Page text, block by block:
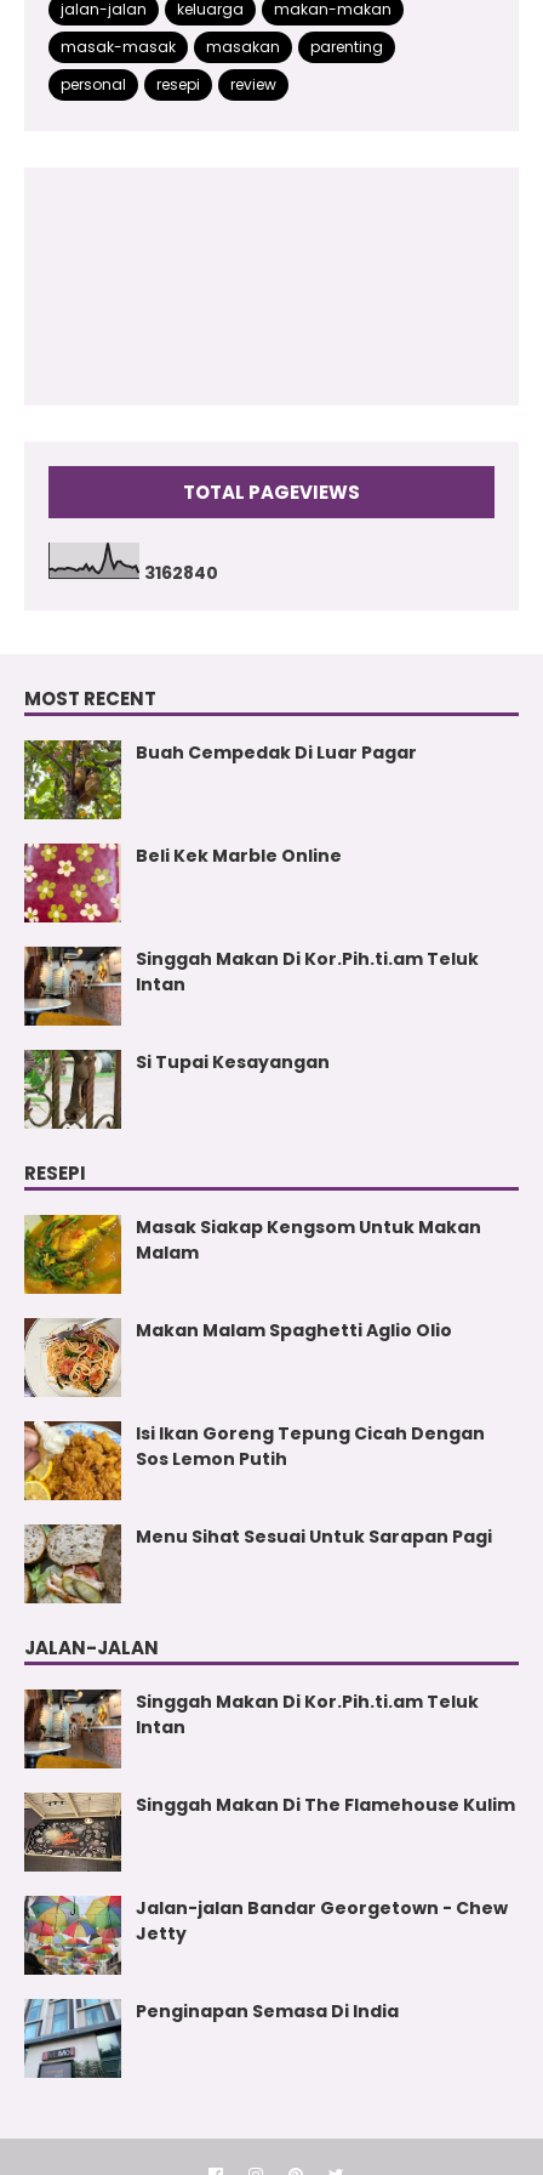
2015
2014
jalan-jalan
keluarga
makan-makan
masak-masak
masakan
parenting
personal
resepi review
TOTAL PAGEVIEWS
3162840
MOST RECENT
Buah Cempedak Di Luar Pagar
Beli Kek Marble Online
Singgah Makan Di Kor.Pih.ti.am Teluk
Intan
Si Tupai Kesayangan
RESEPI
Masak Siakap Kengsom Untuk Makan
Malam
Makan Malam Spaghetti Aglio Olio
Isi Ikan Goreng Tepung Cicah Dengan
Sos Lemon Putih
Menu Sihat Sesuai Untuk Sarapan Pagi
JALAN-JALAN
Singgah Makan Di Kor.Pih.ti.am Teluk
Intan
Singgah Makan Di The Flamehouse Kulim
Jalan-jalan Bandar Georgetown - Chew
Jetty
Penginapan Semasa Di India